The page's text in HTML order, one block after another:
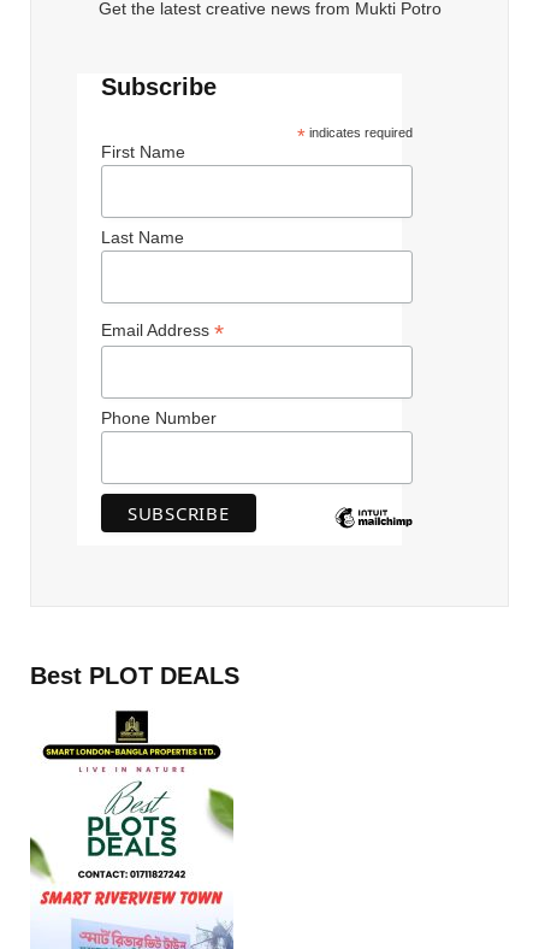
Get the latest creative news from Mukti Potro
Subscribe
* indicates required
First Name
Last Name
Email Address *
Phone Number
Best PLOT DEALS